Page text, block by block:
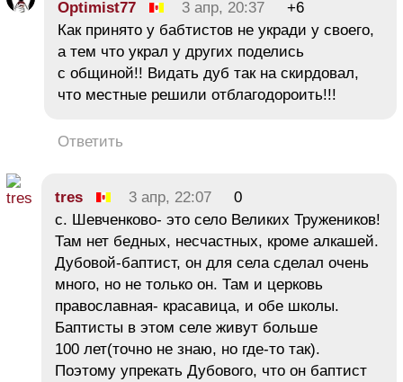
Optimist77 3 апр, 20:37
+6
Как принято у бабтистов не укради у своего,
а тем что украл у других поделись
с общиной!! Видать дуб так на скирдовал,
что местные решили отблагодороить!!!
Ответить
tres 3 апр, 22:07
0
с. Шевченково- это село Великих Тружеников!
Там нет бедных, несчастных, кроме алкашей.
Дубовой-баптист, он для села сделал очень
много, но не только он. Там и церковь
православная- красавица, и обе школы.
Баптисты в этом селе живут больше
100 лет(точно не знаю, но где-то так).
Поэтому упрекать Дубового, что он баптист